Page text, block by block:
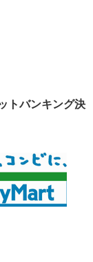
トバンキング決